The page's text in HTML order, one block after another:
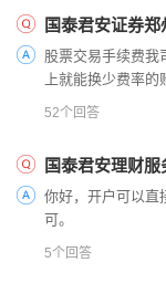
国泰君安证券郑
股票交易手续费我
上就能换少费率
52个回答
你好，开户可以直
可。
5个回答